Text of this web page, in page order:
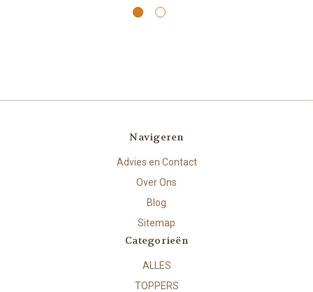
Navigeren
Advies en Contact
Over Ons
Blog
Sitemap
Categorieën
ALLES
TOPPERS